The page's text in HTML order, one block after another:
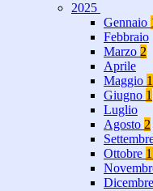
2025
Gennaio
Febbraio
Marzo 2
Aprile
Maggio 1
Giugno 1
Luglio
Agosto 2
Ottobre
Dicembre